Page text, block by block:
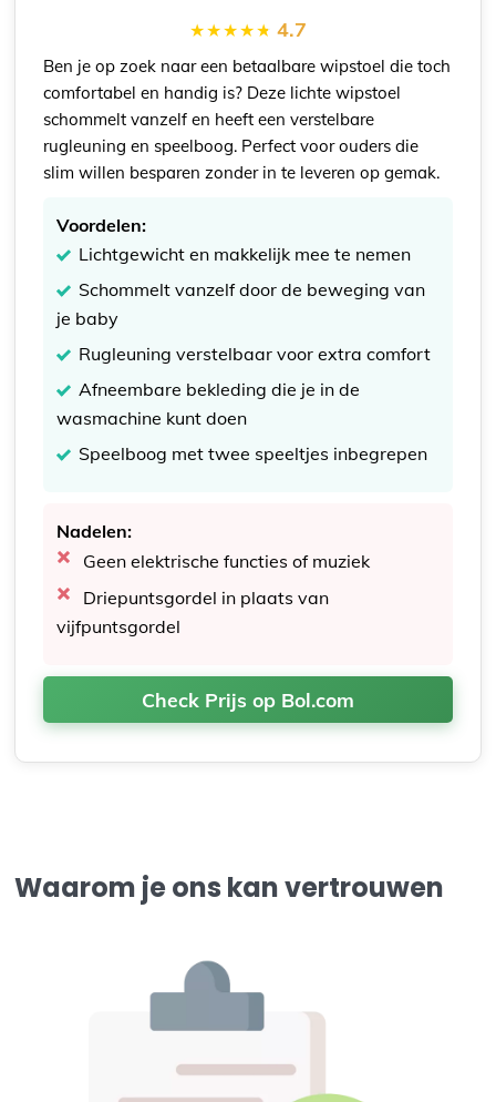
4.7
Ben je op zoek naar een betaalbare wipstoel die toch
comfortabel en handig is? Deze lichte wipstoel
schommelt vanzelf en heeft een verstelbare
rugleuning en speelboog. Perfect voor ouders die
slim willen besparen zonder in te leveren op gemak.
Voordelen:
Lichtgewicht en makkelijk mee te nemen
Schommelt vanzelf door de beweging van
je baby
Rugleuning verstelbaar voor extra comfort
Afneembare bekleding die je in de
wasmachine kunt doen
Speelboog met twee speeltjes inbegrepen
Nadelen:
Geen elektrische functies of muziek
Driepuntsgordel in plaats van
vijfpuntsgordel
Check Prijs op Bol.com
Waarom je ons kan vertrouwen